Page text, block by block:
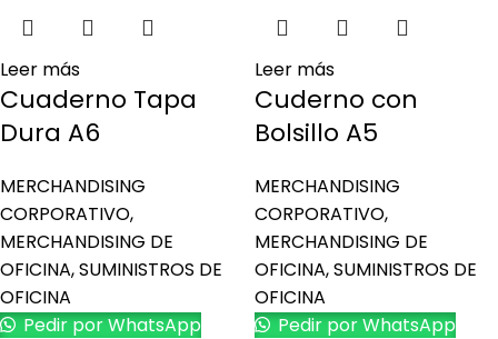
Leer más
Cuaderno Tapa
Dura A6
MERCHANDISING
CORPORATIVO,
MERCHANDISING DE
OFICINA,SUMINISTROS DE
OFICINA
Pedir por WhatsApp
Leer más
Cuderno con
Bolsillo A5
MERCHANDISING
CORPORATIVO,
MERCHANDISING DE
OFICINA,SUMINISTROS DE
OFICINA
Pedir por WhatsApp